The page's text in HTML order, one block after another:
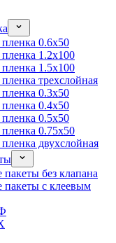
0.6x50
1.2x100
1.5x100
трехслойная
0.3x50
0.4x50
0.5x50
0.75x50
двухслойная
без клапана
с клеевым